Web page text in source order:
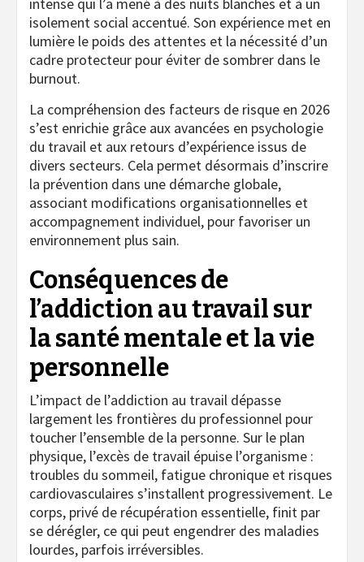
isolement social accentué. Son expérience met en
lumière le poids des attentes et la nécessité d’un
cadre protecteur pour éviter de sombrer dans le
burnout.
La compréhension des facteurs de risque en 2026
s’est enrichie grâce aux avancées en psychologie
du travail et aux retours d’expérience issus de
divers secteurs. Cela permet désormais d’inscrire
la prévention dans une démarche globale,
associant modifications organisationnelles et
accompagnement individuel, pour favoriser un
environnement plus sain.
Conséquences de
l’addiction au travail sur
la santé mentale et la vie
personnelle
L’impact de l’addiction au travail dépasse
largement les frontières du professionnel pour
toucher l’ensemble de la personne. Sur le plan
physique, l’excès de travail épuise l’organisme :
troubles du sommeil, fatigue chronique et risques
cardiovasculaires s’installent progressivement. Le
corps, privé de récupération essentielle, finit par
se dérégler, ce qui peut engendrer des maladies
lourdes, parfois irréversibles.